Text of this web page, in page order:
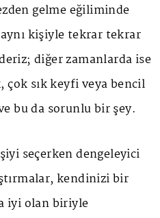
gelme eğiliminde
kişiyle tekrar tekrar
diğer zamanlarda ise
sık keyfi veya bencil
bu da sorunlu bir şey.
seçerken dengeleyici
kendinizi bir
iyi olan biriyle